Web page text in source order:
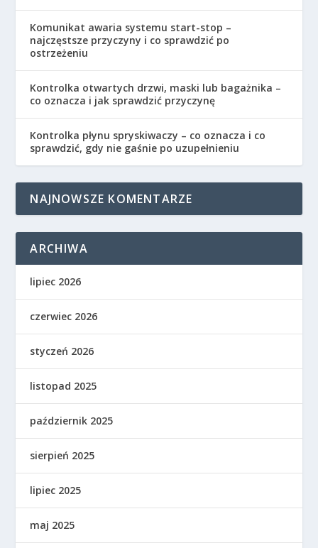
Komunikat awaria systemu start-stop –
najczęstsze przyczyny i co sprawdzić po
ostrzeżeniu
Kontrolka otwartych drzwi, maski lub bagażnika –
co oznacza i jak sprawdzić przyczynę
Kontrolka płynu spryskiwaczy – co oznacza i co
sprawdzić, gdy nie gaśnie po uzupełnieniu
NAJNOWSZE KOMENTARZE
ARCHIWA
lipiec 2026
czerwiec 2026
styczeń 2026
listopad 2025
październik 2025
sierpień 2025
lipiec 2025
maj 2025